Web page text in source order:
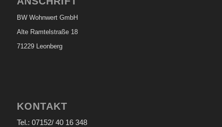
BW Wohnwert GmbH
Alte Ramtelstraße 18
71229 Leonberg
KONTAKT
Tel.: 07152/ 40 16 348